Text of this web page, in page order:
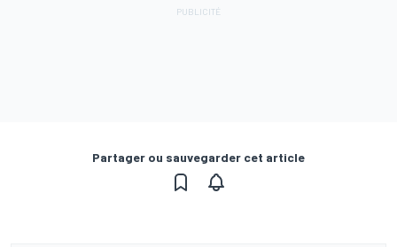
Partager ou sauvegarder cet article